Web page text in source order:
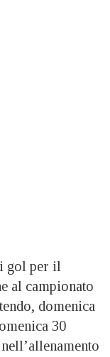
gol per il
al campionato
domenica
30
nell’allenamento